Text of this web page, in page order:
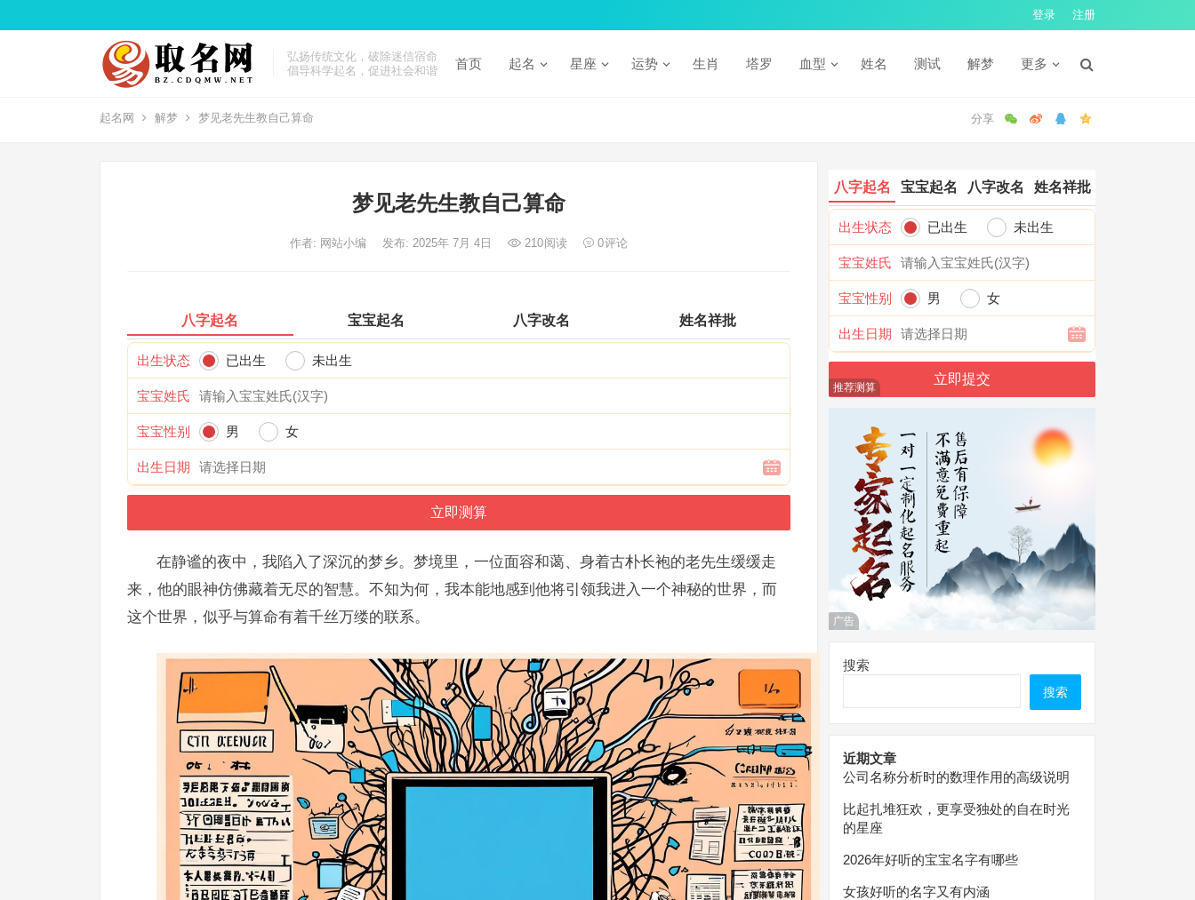
登录 注册
弘扬传统文化，破除迷信宿命
倡导科学起名，促进社会和谐
首页 起名 星座 运势 生肖 塔罗 血型 姓名 测试 解梦 更多
起名网 解梦 梦见老先生教自己算命
梦见老先生教自己算命
作者: 网站小编 发布: 2025年 7月 4日 210阅读 0评论
八字起名 宝宝起名 八字改名 姓名祥批
出生状态 已出生 未出生
宝宝姓氏
宝宝性别 男 女
出生日期
在静谧的夜中，我陷入了深沉的梦乡。梦境里，一位面容和蔼、身着古朴长袍的老先生缓缓走
来，他的眼神仿佛藏着无尽的智慧。不知为何，我本能地感到他将引领我进入一个神秘的世界，而
这个世界，似乎与算命有着千丝万缕的联系。
八字起名 宝宝起名 八字改名 姓名祥批
出生状态 已出生 未出生
宝宝姓氏
宝宝性别 男 女
出生日期
推荐测算
广告
搜索
搜索
近期文章
公司名称分析时的数理作用的高级说明
比起扎堆狂欢，更享受独处的自在时光
的星座
2026年好听的宝宝名字有哪些
女孩好听的名字又有内涵